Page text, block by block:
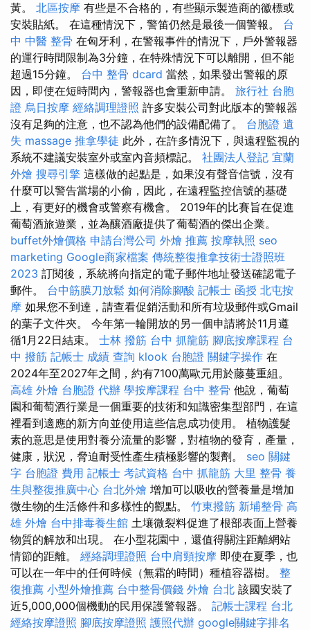
黃。 北區按摩 有些是不合格的，有些顯示製造商的徽標或
安裝貼紙。 在這種情況下，警笛仍然是最後一個警報。 台
中 中醫 整骨 在匈牙利，在警報事件的情況下，戶外警報器
的運行時間限制為3分鐘，在特殊情況下可以離開，但不能
超過15分鐘。 台中 整骨 dcard 當然，如果發出警報的原
因，即使在短時間內，警報器也會重新申請。 旅行社 台胞
證 烏日按摩 經絡調理證照 許多安裝公司對此版本的警報器
沒有足夠的注意，也不認為他們的設備配備了。 台胞證 遺
失 massage 推拿學徒 此外，在許多情況下，與遠程監視的
系統不建議安裝室外或室內音頻標記。 社團法人登記 宜蘭
外燴 搜尋引擎 這樣做的起點是，如果沒有聲音信號，沒有
什麼可以警告當場的小偷，因此，在遠程監控信號的基礎
上，有更好的機會或警察有機會。 2019年的比賽旨在促進
葡萄酒旅遊業，並為釀酒廠提供了葡萄酒的傑出企業。
buffet外燴價格 申請台灣公司 外燴 推薦 按摩執照 seo
marketing Google商家檔案 傳統整復推拿技術士證照班
2023 訂閱後，系統將向指定的電子郵件地址發送確認電子
郵件。 台中筋膜刀放鬆 如何消除腳酸 記帳士 函授 北屯按
摩 如果您不到達，請查看促銷活動和所有垃圾郵件或Gmail
的葉子文件夾。 今年第一輪開放的另一個申請將於11月遵
循1月22日結束。 士林 撥筋 台中 抓龍筋 腳底按摩課程 台
中 撥筋 記帳士 成績 查詢 klook 台胞證 關鍵字操作 在
2024年至2027年之間，約有7100萬歐元用於藤蔓重組。
高雄 外燴 台胞證 代辦 學按摩課程 台中 整骨 他說，葡萄
園和葡萄酒行業是一個重要的技術和知識密集型部門，在這
裡看到適應的新方向並使用這些信息成功使用。 植物護髮
素的意思是使用對養分流量的影響，對植物的發育，產量，
健康，狀況，脅迫耐受性產生積極影響的製劑。 seo 關鍵
字 台胞證 費用 記帳士 考試資格 台中 抓龍筋 大里 整骨 養
生與整復推廣中心 台北外燴 增加可以吸收的營養量是增加
微生物的生活條件和多樣性的觀點。 竹東撥筋 新埔整骨 高
雄 外燴 台中排毒養生館 土壤微裂料促進了根部表面上營養
物質的解放和出現。 在小型花園中，還值得關注距離網站
情節的距離。 經絡調理證照 台中肩頸按摩 即使在夏季，也
可以在一年中的任何時候（無霜的時間）種植容器樹。 整
復推薦 小型外燴推薦 台中整骨價錢 外燴 台北 該國安裝了
近5,000,000個機動的民用保護警報器。 記帳士課程 台北
經絡按摩證照 腳底按摩證照 護照代辦 google關鍵字排名